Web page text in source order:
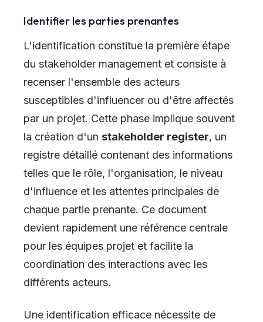
Identifier les parties prenantes
L'identification constitue la première étape
du stakeholder management et consiste à
recenser l'ensemble des acteurs
susceptibles d'influencer ou d'être affectés
par un projet. Cette phase implique souvent
la création d'un stakeholder register, un
registre détaillé contenant des informations
telles que le rôle, l'organisation, le niveau
d'influence et les attentes principales de
chaque partie prenante. Ce document
devient rapidement une référence centrale
pour les équipes projet et facilite la
coordination des interactions avec les
différents acteurs.
Une identification efficace nécessite de